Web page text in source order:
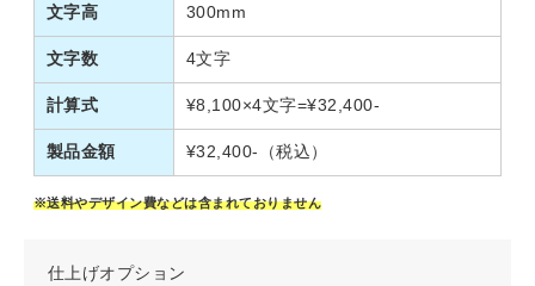
文字高 300mm
文字数 4文字
計算式 ¥8,100×4文字=¥32,400-
製品金額 ¥32,400- （税込）
※送料やデザイン費などは含まれておりません
仕上げオプション